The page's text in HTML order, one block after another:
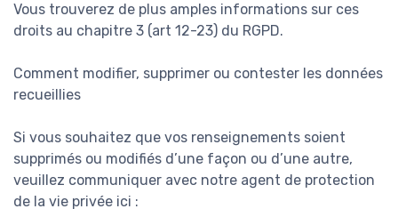
Vous trouverez de plus amples informations sur ces
droits au chapitre 3 (art 12-23) du RGPD.
Comment modifier, supprimer ou contester les données
recueillies
Si vous souhaitez que vos renseignements soient
supprimés ou modifiés d’une façon ou d’une autre,
veuillez communiquer avec notre agent de protection
de la vie privée ici :